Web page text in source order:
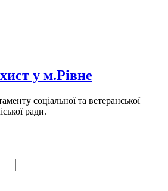
у м.Рівне
соціальної та ветеранської
ради.